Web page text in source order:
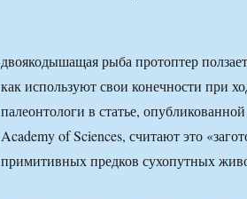
двоякодышащая рыба протоптер
как используют свои конечности при
палеонтологи в статье,
Academy of Sciences, считают это
примитивных предков сухопутных